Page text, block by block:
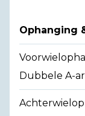
Ophanging
Dubbele A-